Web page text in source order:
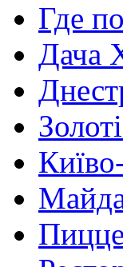
Где
Дача